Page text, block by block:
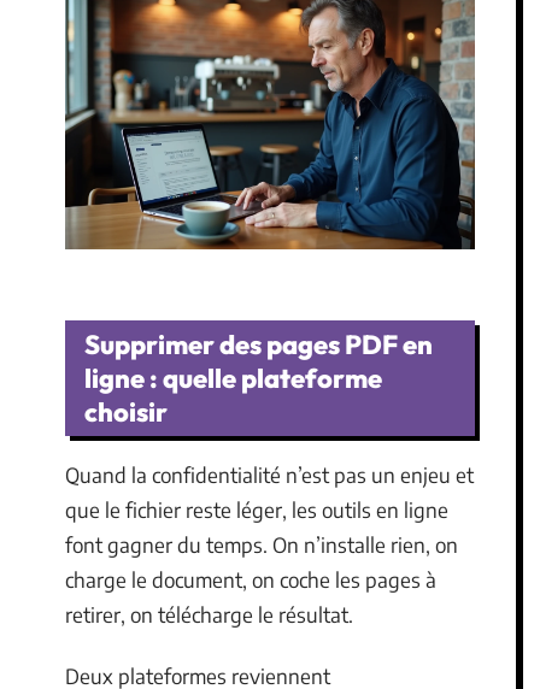
Supprimer des pages PDF en
ligne : quelle plateforme
choisir
Quand la confidentialité n’est pas un enjeu et
que le fichier reste léger, les outils en ligne
font gagner du temps. On n’installe rien, on
charge le document, on coche les pages à
retirer, on télécharge le résultat.
Deux plateformes reviennent